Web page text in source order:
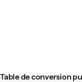
Table de conversion